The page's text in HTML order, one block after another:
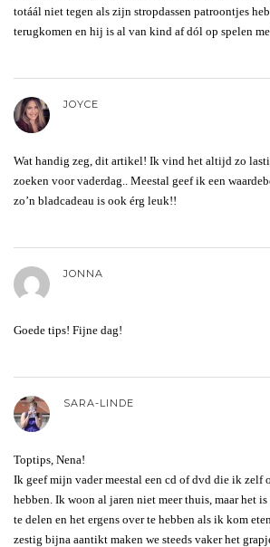
totáál niet tegen als zijn stropdassen patroontjes
terugkomen en hij is al van kind af dól op spelen
JOYCE
Wat handig zeg, dit artikel! Ik vind het altijd zo
zoeken voor vaderdag.. Meestal geef ik een
zo’n bladcadeau is ook érg leuk!!
JONNA
Goede tips! Fijne dag!
SARA-LINDE
Toptips, Nena!
Ik geef mijn vader meestal een cd of dvd die ik zelf
hebben. Ik woon al jaren niet meer thuis, maar het
te delen en het ergens over te hebben als ik kom
zestig bijna aantikt maken we steeds vaker het